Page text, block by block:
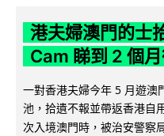
港夫婦澳門的士
Cam 睇到 2 個
一對香港夫婦今年 5 月遊澳
池，拾遺不報並帶返香港自
次入境澳門時，被治安警察